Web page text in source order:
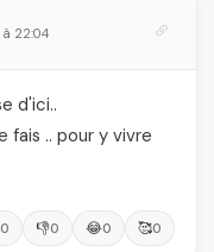
à 22:04
d'ici..
fais .. pour y vivre
0 👎0 😂0 🥰0